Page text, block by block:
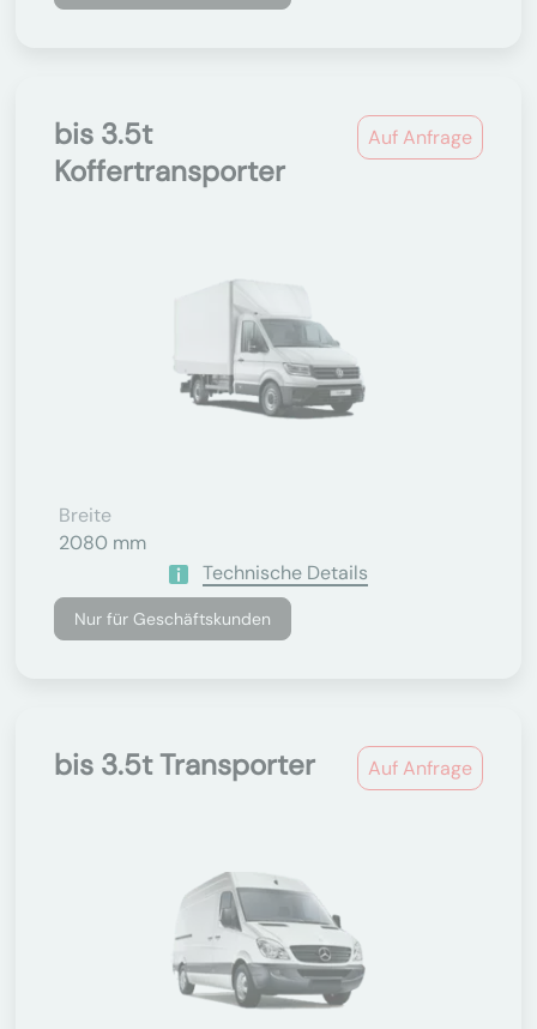
Auf Anfrage
bis 3.5t
Koffertransporter
Breite
2080 mm
Technische Details
Nur für Geschäftskunden
Auf Anfrage
bis 3.5t Transporter